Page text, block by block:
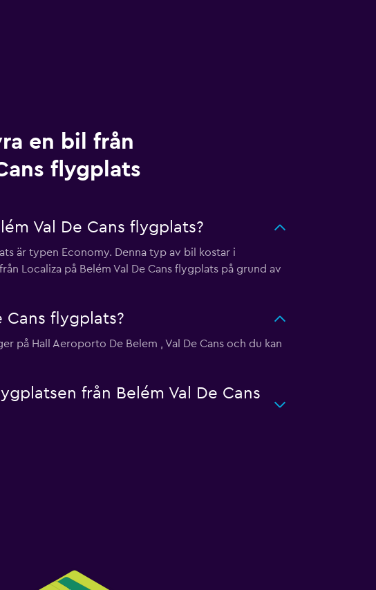
en bil från
flygplats
Val De Cans flygplats?
är typen Economy. Denna typ av bil kostar i
Localiza på Belém Val De Cans flygplats på grund av
Cans flygplats?
på Hall Aeroporto De Belem , Val De Cans och du kan
från Belém Val De Cans